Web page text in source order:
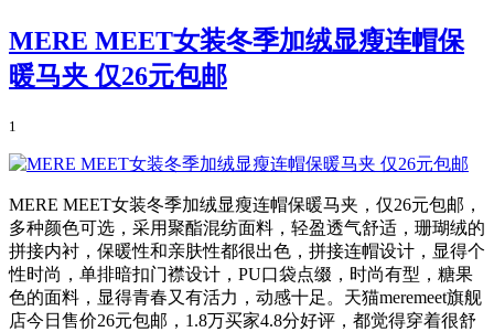
MERE MEET女装冬季加绒显瘦连帽保
暖马夹 仅26元包邮
1
MERE MEET女装冬季加绒显瘦连帽保暖马夹，仅26元包邮，
多种颜色可选，采用聚酯混纺面料，轻盈透气舒适，珊瑚绒的
拼接内衬，保暖性和亲肤性都很出色，拼接连帽设计，显得个
性时尚，单排暗扣门襟设计，PU口袋点缀，时尚有型，糖果
色的面料，显得青春又有活力，动感十足。天猫meremeet旗舰
店今日售价26元包邮，1.8万买家4.8分好评，都觉得穿着很舒